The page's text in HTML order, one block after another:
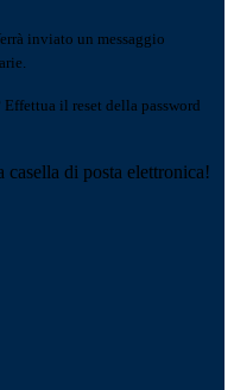
inviato un messaggio
il reset della password
di posta elettronica!